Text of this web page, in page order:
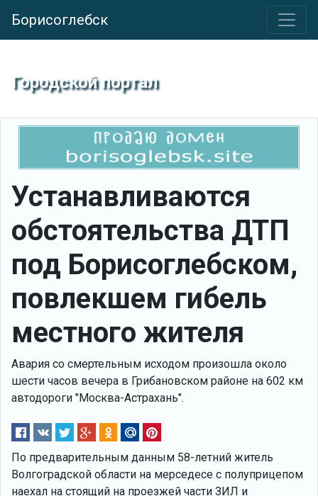
Борисоглебск
Городской портал
Устанавливаются
обстоятельства ДТП
под Борисоглебском,
повлекшем гибель
местного жителя
Авария со смертельным исходом произошла около
шести часов вечера в Грибановском районе на 602 км
автодороги "Москва-Астрахань".
По предварительным данным 58-летний житель
Волгоградской области на мерседесе с полуприцепом
наехал на стоящий на проезжей части ЗИЛ и